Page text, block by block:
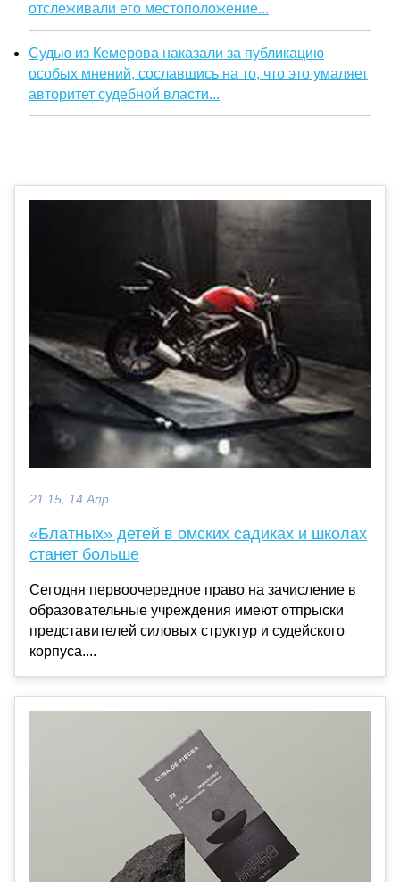
отслеживали его местоположение...
Судью из Кемерова наказали за публикацию
особых мнений, сославшись на то, что это умаляет
авторитет судебной власти...
21:15, 14 Апр
«Блатных» детей в омских садиках и школах
станет больше
Сегодня первоочередное право на зачисление в
образовательные учреждения имеют отпрыски
представителей силовых структур и судейского
корпуса....